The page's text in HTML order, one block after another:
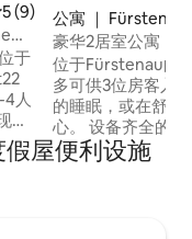
均评分 5 分（满分 5 分）
5 (9)
，
于
4人
一
床
的
公寓 ｜ Fürstenau
豪华2居室公寓，
位于Fürstenau的
多可供3位房客入
的睡眠，或在舒适
心。 设备齐全的
西。 包括迷你吧
空调和洗衣机等额
屋便利设施